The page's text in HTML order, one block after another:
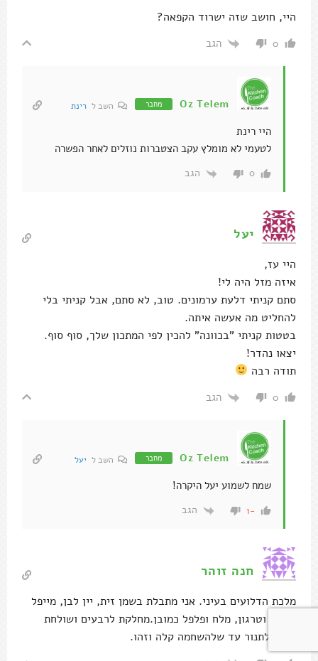
היי, חושב שזה ישרוד הקפאה?
0 הגב
Oz Telem מחבר השב ל רינת
היי רינת
לטעמי לא מומלץ עקב הצטברות נוזלים לאחר הפשרה
0 הגב
יעל
היי עז,
איזה מזל היה לי!
סתם קניתי דלעת ערמונים. טוב, לא סתם, אבל קניתי בלי
להחליט מה אעשה איתה.
בטטות קניתי "בכוונה" להכין לפי המתכון שלך, סוף סוף.
יצאו נהדר!
תודה רבה
0 הגב
Oz Telem מחבר השב ל יעל
שמח לשמוע יעל היקרה!
-1 הגב
חנה זוהר
מלכת הדלועים בעיני. אני מתבלת בשמן זית, יין לבן, מייפל
אמיתי וטרגון, מלח ופלפל כמובן.מחלקת לרבעים ושולחת
אותה לתנור עד שלהשחמה קלה וזהו.